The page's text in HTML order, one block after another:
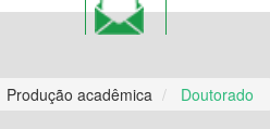
Produção acadêmica Doutorado